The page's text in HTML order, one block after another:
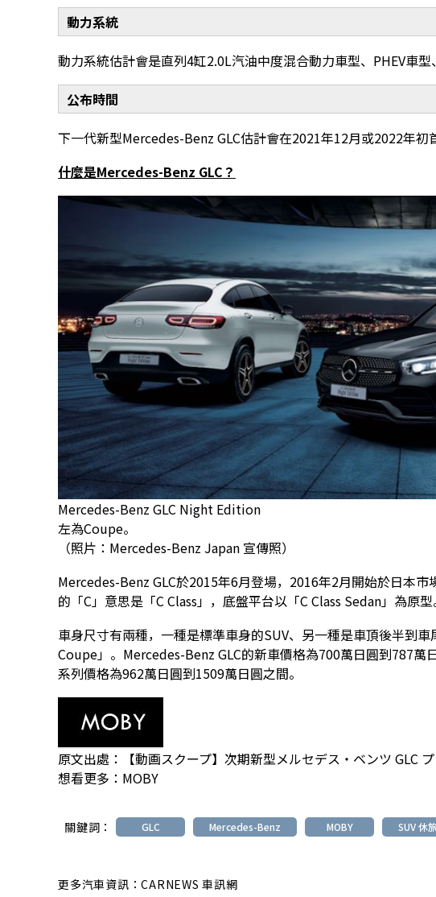
動力系統
動力系統估計會是直列4缸2.0L汽油中度混合動力車型、PHEV車型
公布時間
下一代新型Mercedes-Benz GLC估計會在2021年12月或2022年初
什麼是Mercedes-Benz GLC？
Mercedes-Benz GLC Night Edition
左為Coupe。
（照片：Mercedes-Benz Japan 宣傳照）
Mercedes-Benz GLC於2015年6月登場，2016年2月開始於日本
的「C」意思是「C Class」，底盤平台以「C Class Sedan」為原型
車身尺寸有兩種，一種是標準車身的SUV、另一種是車頂後半到
Coupe」。Mercedes-Benz GLC的新車價格為700萬日圓到787萬
系列價格為962萬日圓到1509萬日圓之間。
原文出處：
【動画スクープ】次期新型メルセデス・ベンツ GLC
想看更多： MOBY
關鍵詞： GLC Mercedes-Benz MOBY SUV 休
更多汽車資訊：CARNEWS 車訊網